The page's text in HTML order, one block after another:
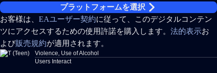
プラットフォームを選択
お客様は、 EAユーザー契約に従って、このデジタルコンテン
ツにアクセスするための使用許諾を購入します。 法的表示お
よび販売規約が適用されます。
Violence, Use of Alcohol
Users Interact